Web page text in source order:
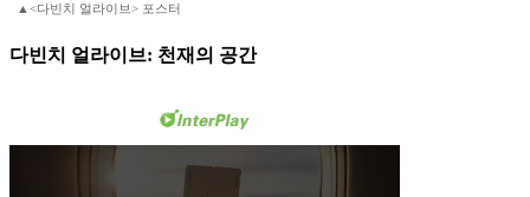
▲<다빈치 얼라이브> 포스터
다빈치 얼라이브: 천재의 공간